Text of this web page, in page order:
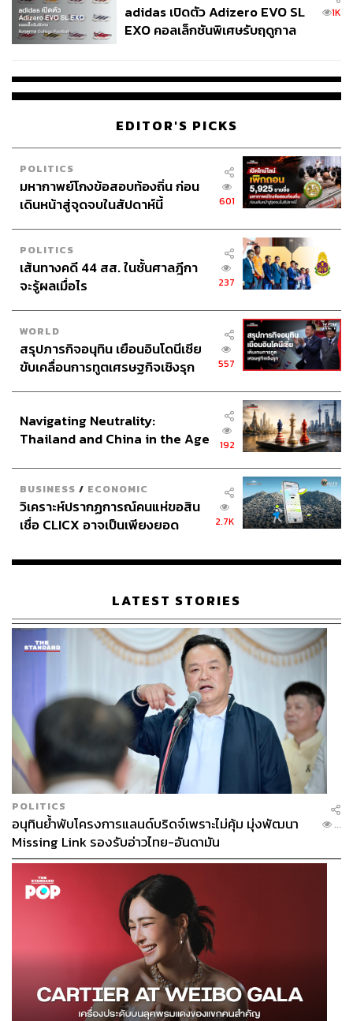
adidas เปิดตัว Adizero EVO SL
EXO คอลเล็กชันพิเศษรับฤดูกาล
1K
EDITOR'S PICKS
POLITICS
มหากาพย์โกงข้อสอบท้องถิ่น ก่อน
เดินหน้าสู่จุดจบในสัปดาห์นี้
601
POLITICS
เส้นทางคดี 44 สส. ในชั้นศาลฎีกา
จะรู้ผลเมื่อไร
237
WORLD
สรุปภารกิจอนุทิน เยือนอินโดนีเซีย
ขับเคลื่อนการทูตเศรษฐกิจเชิงรุก
557
Navigating Neutrality:
Thailand and China in the Age
192
BUSINESS / ECONOMIC
วิเคราะห์ปรากฏการณ์คนแห่ขอสิน
เชื่อ CLICX อาจเป็นเพียงยอด
เรือนไทยที่ถูกซุกไว้
2.7K
LATEST STORIES
POLITICS
อนุทินย้ำพับโครงการแลนด์บริดจ์เพราะไม่คุ้ม มุ่งพัฒนา
Missing Link รองรับอ่าวไทย-อันดามัน
...